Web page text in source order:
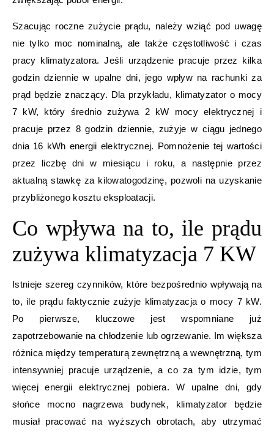
Szacując roczne zużycie prądu, należy wziąć pod uwagę
nie tylko moc nominalną, ale także częstotliwość i czas
pracy klimatyzatora. Jeśli urządzenie pracuje przez kilka
godzin dziennie w upalne dni, jego wpływ na rachunki za
prąd będzie znaczący. Dla przykładu, klimatyzator o mocy
7 kW, który średnio zużywa 2 kW mocy elektrycznej i
pracuje przez 8 godzin dziennie, zużyje w ciągu jednego
dnia 16 kWh energii elektrycznej. Pomnożenie tej wartości
przez liczbę dni w miesiącu i roku, a następnie przez
aktualną stawkę za kilowatogodzinę, pozwoli na uzyskanie
przybliżonego kosztu eksploatacji.
Co wpływa na to, ile prądu
zużywa klimatyzacja 7 KW
Istnieje szereg czynników, które bezpośrednio wpływają na
to, ile prądu faktycznie zużyje klimatyzacja o mocy 7 kW.
Po pierwsze, kluczowe jest wspomniane już
zapotrzebowanie na chłodzenie lub ogrzewanie. Im większa
różnica między temperaturą zewnętrzną a wewnętrzną, tym
intensywniej pracuje urządzenie, a co za tym idzie, tym
więcej energii elektrycznej pobiera. W upalne dni, gdy
słońce mocno nagrzewa budynek, klimatyzator będzie
musiał pracować na wyższych obrotach, aby utrzymać